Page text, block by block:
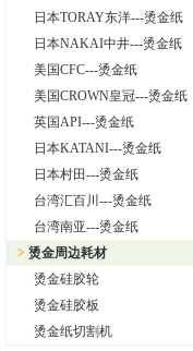
日本TORAY东洋---烫金纸
日本NAKAI中井---烫金纸
美国CFC---烫金纸
美国CROWN皇冠---烫金纸
英国API---烫金纸
日本KATANI---烫金纸
日本村田---烫金纸
台湾汇百川---烫金纸
台湾南亚---烫金纸
> 烫金周边耗材
烫金硅胶轮
烫金硅胶板
烫金纸切割机